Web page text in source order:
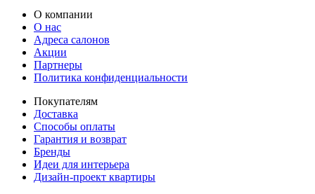
О компании
О нас
Адреса салонов
Акции
Партнеры
Политика конфиденциальности
Покупателям
Доставка
Способы оплаты
Гарантия и возврат
Бренды
Идеи для интерьера
Дизайн-проект квартиры